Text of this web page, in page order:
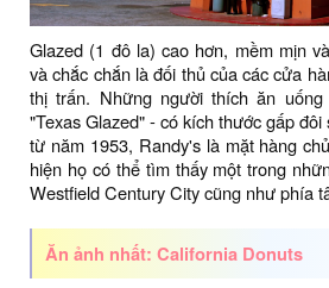
Glazed (1 đô la) cao hơn, mềm mịn
và chắc chắn là đối thủ của các cửa
thị trấn. Những người thích ăn
"Texas Glazed" - có kích thước gấp
từ năm 1953, Randy's là mặt hàng
hiện họ có thể tìm thấy một trong
Westfield Century City cũng như phía
Ăn ảnh nhất: California Donuts